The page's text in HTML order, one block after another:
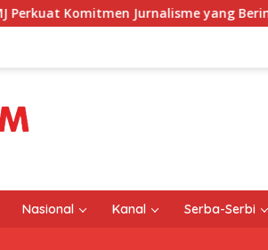
Jurnalisme yang Berintegritas
Nasional Kanal Serba-Serbi